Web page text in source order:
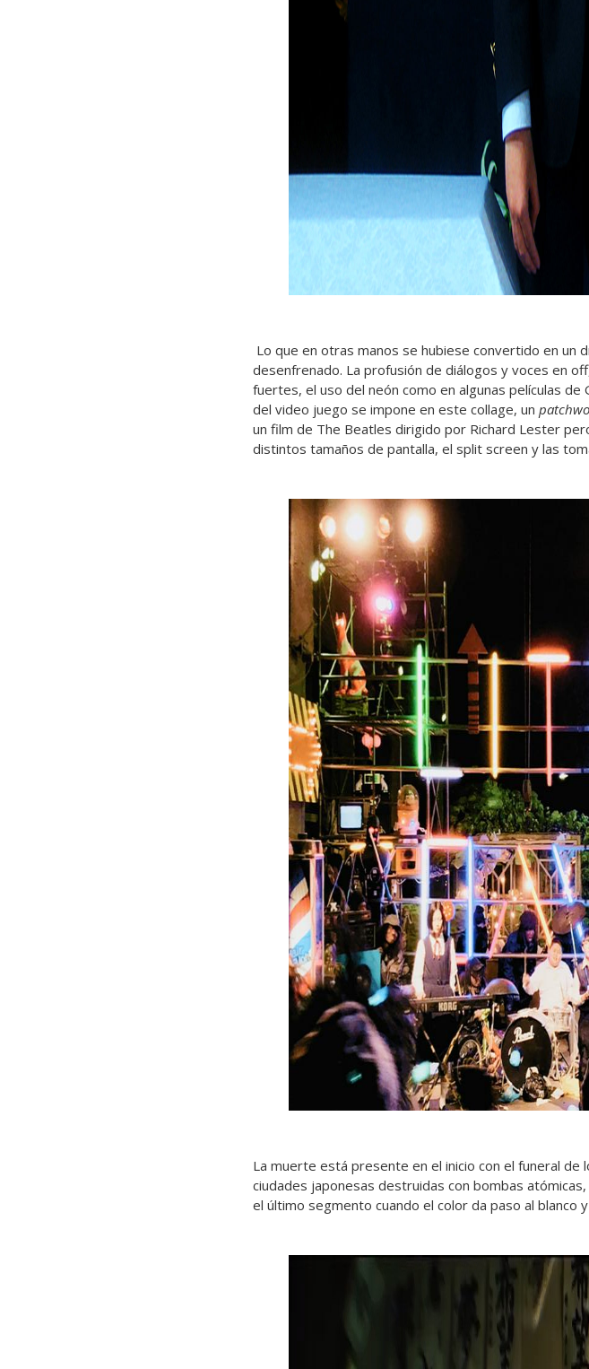
Lo que en otras manos se hubiese convertido en un
desenfrenado. La profusión de diálogos y voces en
fuertes, el uso del neón como en algunas películas
del video juego se impone en este collage, un
un film de The Beatles dirigido por Richard Lester
distintos tamaños de pantalla, el split screen y las
La muerte está presente en el inicio con el funeral
ciudades japonesas destruidas con bombas
el último segmento cuando el color da paso al blanco